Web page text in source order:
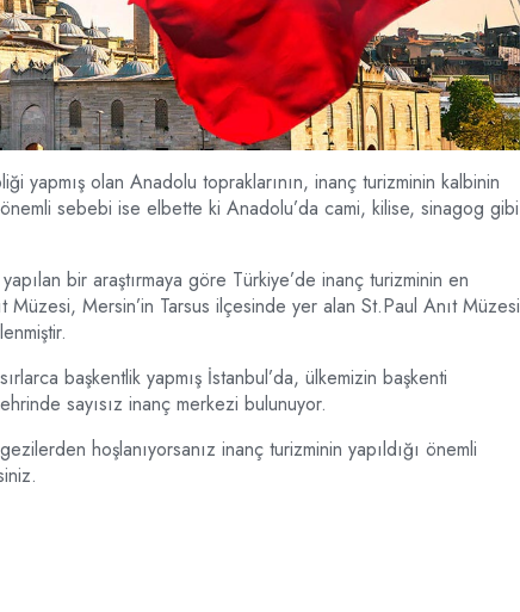
yapmış olan Anadolu topraklarının, inanç turizminin kalbinin
sebebi ise elbette ki Anadolu’da cami, kilise, sinagog gibi
bir araştırmaya göre Türkiye’de inanç turizminin en
Mersin’in Tarsus ilçesinde yer alan St.Paul Anıt Müzesi
başkentlik yapmış İstanbul’da, ülkemizin başkenti
sayısız inanç merkezi bulunuyor.
hoşlanıyorsanız inanç turizminin yapıldığı önemli